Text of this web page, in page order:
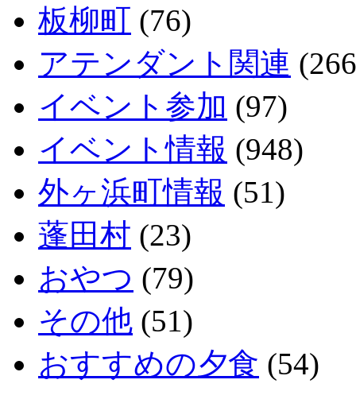
板柳町 (76)
アテンダント関連
イベント参加 (97)
イベント情報 (948)
外ヶ浜町情報 (51)
蓬田村 (23)
おやつ (79)
その他 (51)
おすすめの夕食 (54)